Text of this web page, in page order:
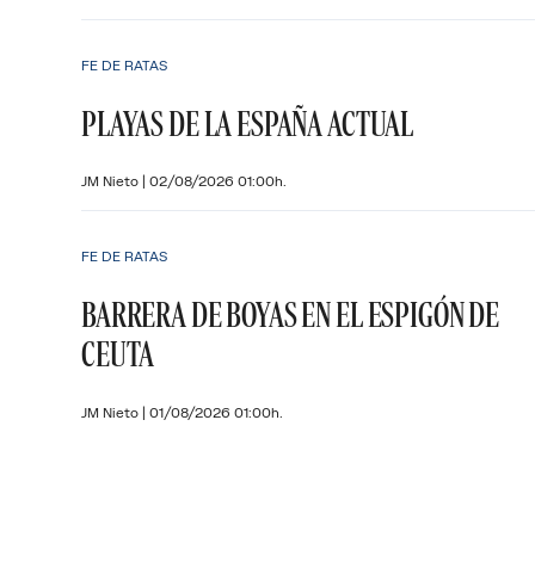
FE DE RATAS
PLAYAS DE LA ESPAÑA ACTUAL
JM Nieto | 02/08/2026 01:00h.
FE DE RATAS
BARRERA DE BOYAS EN EL ESPIGÓN DE
CEUTA
JM Nieto | 01/08/2026 01:00h.